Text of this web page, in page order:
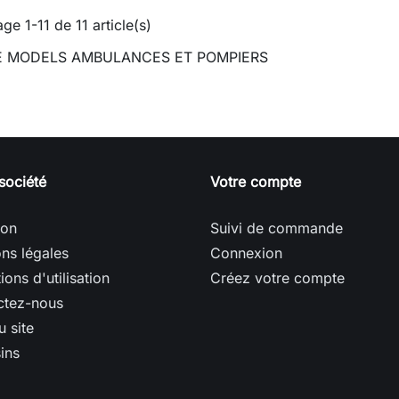
1-11 de 11 article(s)
MODELS AMBULANCES ET POMPIERS
légales
d'utilisation
nous
site
Votre compte
Suivi de commande
Connexion
Créez votre compte